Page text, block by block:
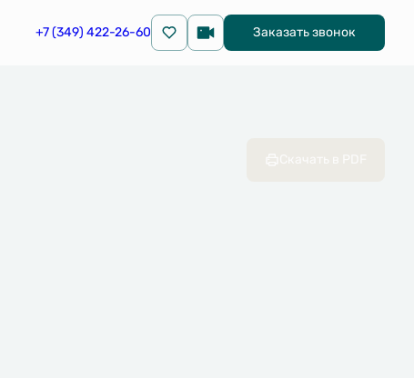
+7 (349) 422-26-60 Заказать звонок